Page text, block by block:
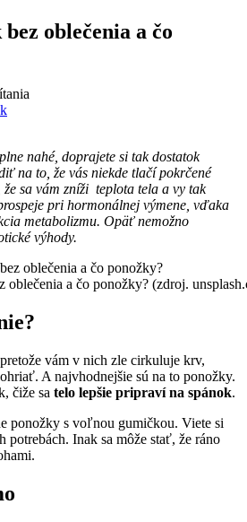
oblečenia a čo
nahé, doprajete si tak dostatok
na to, že vás niekde tlačí pokrčené
sa vám zníži teplota tela a vy tak
pri hormonálnej výmene, vďaka
metabolizmu. Opäť nemožno
výhody.
oblečenia a čo ponožky? (zdroj.
vám v nich zle cirkuluje krv,
A najvhodnejšie sú na to ponožky.
čiže sa telo lepšie pripraví na spánok.
ponožky s voľnou gumičkou. Viete si
Inak sa môže stať, že ráno